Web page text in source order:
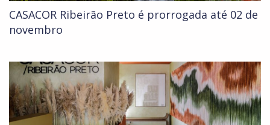
CASACOR Ribeirão Preto é prorrogada até 02 de
novembro